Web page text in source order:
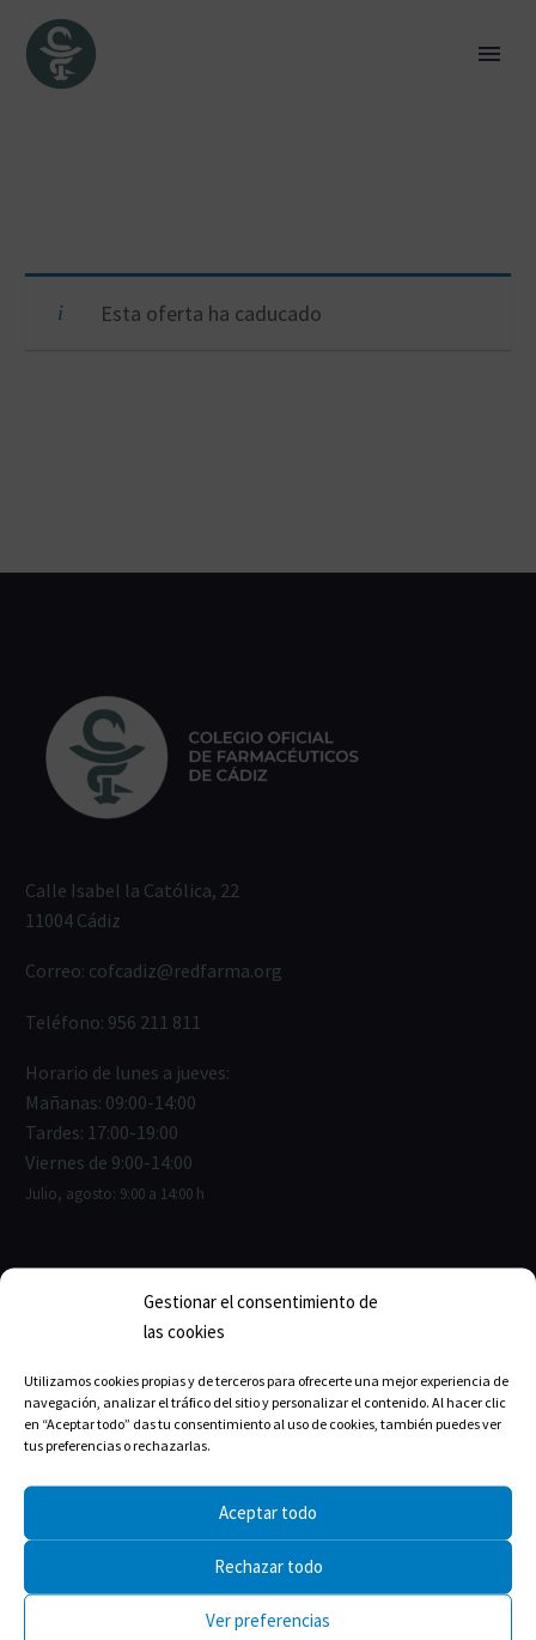
Gestionar el consentimiento de
las cookies
Utilizamos cookies propias y de terceros para ofrecerte una mejor experiencia de
navegación, analizar el tráfico del sitio y personalizar el contenido. Al hacer clic
en “Aceptar todo” das tu consentimiento al uso de cookies, también puedes ver
tus preferencias o rechazarlas.
Aceptar todo
Rechazar todo
Ver preferencias
Esta oferta ha caducado
Calle Isabel la Católica, 22
11004 Cádiz
Correo: cofcadiz@redfarma.org
Teléfono: 956 211 811
Horario de lunes a jueves:
Mañanas: 09:00-14:00
Tardes: 17:00-19:00
Viernes de 9:00-14:00
Julio, agosto: 9:00 a 14:00 h
ENLACES ÚTILES
Junta de Gobierno
Estructura del Colegio
La historia
TRANSPARENCIA